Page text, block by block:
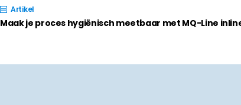
Artikel
Maak je proces hygiënisch meetbaar met MQ-Line